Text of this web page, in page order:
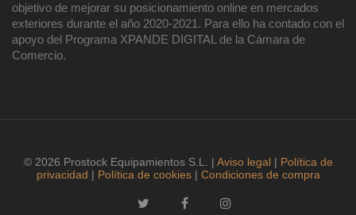
objetivo de mejorar su posicionamiento online en mercados
exteriores durante el año 2020-2021. Para ello ha contado con el
apoyo del Programa XPANDE DIGITAL de la Cámara de
Comercio.
© 2026 Prostock Equipamientos S.L. | Aviso legal| Política de
privacidad | Política de cookies| Condiciones de compra